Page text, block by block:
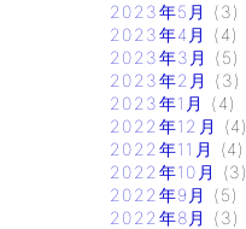
2023年5月
(3)
2023年4月
(4)
2023年3月
(5)
2023年2月
(3)
2023年1月
(4)
2022年12月
(4)
2022年11月
(4)
2022年10月
(3)
2022年9月
(5)
2022年8月
(3)